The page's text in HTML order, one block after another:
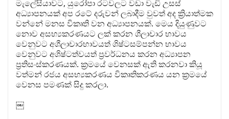
මැලේසියාවට, යුරෝපා රටවලට වඩා වැඩි උසස්
අධ්‍යාපනයක් අප රටේ දරුවන් ලබාදීම වුවත් අද ක්‍රියාත්මක
වන්නේ මනස විකෘති වන අධ්‍යාපනයක්. මෙය දියුණුවට
නොව අසභ්‍යකරණයට ලක් කරන ශීලාචාර භාවය
වෙනුවට අශීලාචාරභාවයත් ශිෂ්ටසම්පන්න භාවය
වෙනුවට අශිෂ්ටත්වයත් ප්‍රවර්ධනය කරන අධ්‍යාපන
ප්‍රතිසංස්කරණයක්. ක්‍රමයේ වෙනසක් ඇති කරනවා කියූ
වත්මන් රජය අසභ්‍යකරණය විකෘතිකරණය යන ක්‍රමයේ
වෙනස පමණක් සිදු කරලා.
￼